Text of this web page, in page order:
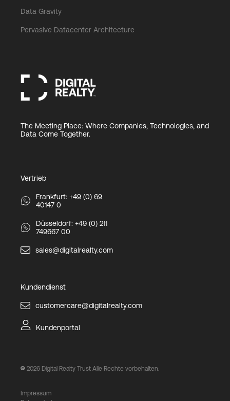
Data Gravity
Pervasive Datacenter Architecture
The Meeting Place: Where Companies, Technologies, and
Data Come Together.
Vertrieb
Frankfurt: +49 (0) 69
40147 0
Düsseldorf: +49 (0) 211
749667 00
sales@digitalrealty.com
Kundendienst
customercare@digitalrealty.com
Kundenportal
2026 Digital Realty Trust Alle Rechte vorbehalten.
Impressum